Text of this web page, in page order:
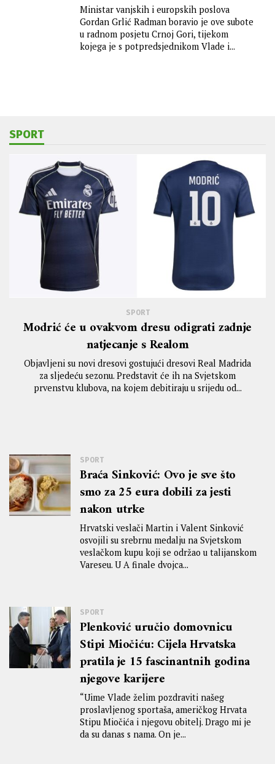
omogućio vraćanje vrijedne
nekretnine, a dogovoren je i
intenzivan nastavak rješavanja
Ministar vanjskih i europskih poslova
Gordan Grlić Radman boravio je ove subote
u radnom posjetu Crnoj Gori, tijekom
kojega je s potpredsjednikom Vlade i...
SPORT
SPORT
Modrić će u ovakvom dresu odigrati zadnje
natjecanje s Realom
Objavljeni su novi dresovi gostujući dresovi Real Madrida
za sljedeću sezonu. Predstavit će ih na Svjetskom
prvenstvu klubova, na kojem debitiraju u srijedu od...
SPORT
Braća Sinković: Ovo je sve što
smo za 25 eura dobili za jesti
nakon utrke
Hrvatski veslači Martin i Valent Sinković
osvojili su srebrnu medalju na Svjetskom
veslačkom kupu koji se održao u talijanskom
Vareseu. U A finale dvojca...
SPORT
Plenković uručio domovnicu
Stipi Miočiću: Cijela Hrvatska
pratila je 15 fascinantnih godina
njegove karijere
“Uime Vlade želim pozdraviti našeg
proslavljenog sportaša, američkog Hrvata
Stipu Miočića i njegovu obitelj. Drago mi je
da su danas s nama. On je...